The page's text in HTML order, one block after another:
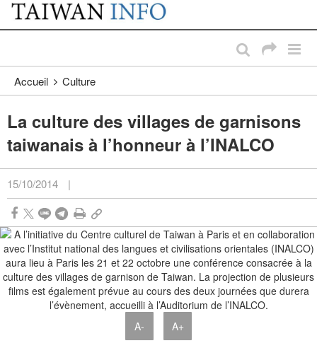
Passer au contenu principal
:::
Accueil Culture
La culture des villages de garnisons
taiwanais à l’honneur à l’INALCO
15/10/2014 |
A- A+